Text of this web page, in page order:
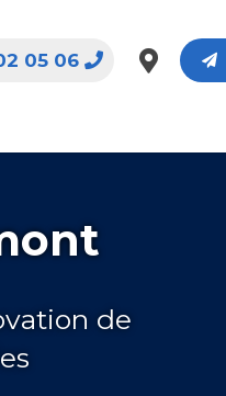
05 06
de